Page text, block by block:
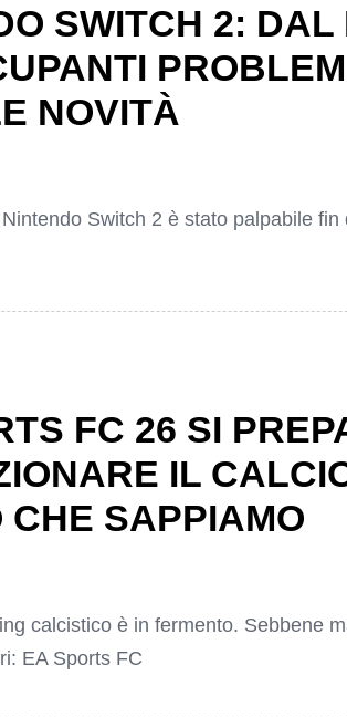
SWITCH 2:
NOVITÀ
Nintendo Switch 2 è stato palpabile
FC 26 SI
IL
CHE SAPPIAMO
calcistico è in fermento. Sebbene
EA Sports FC